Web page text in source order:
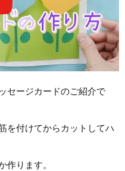
セージカードのご紹介で
を付けてからカットしてハ
作ります。